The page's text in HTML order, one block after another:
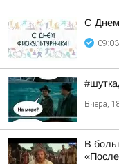
С Днем
09:03
Вчера,
В